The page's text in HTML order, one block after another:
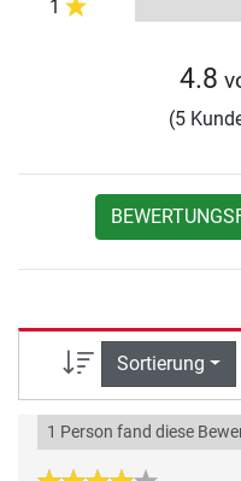
1
4.8
(5
Sortierung
1 Person fand diese